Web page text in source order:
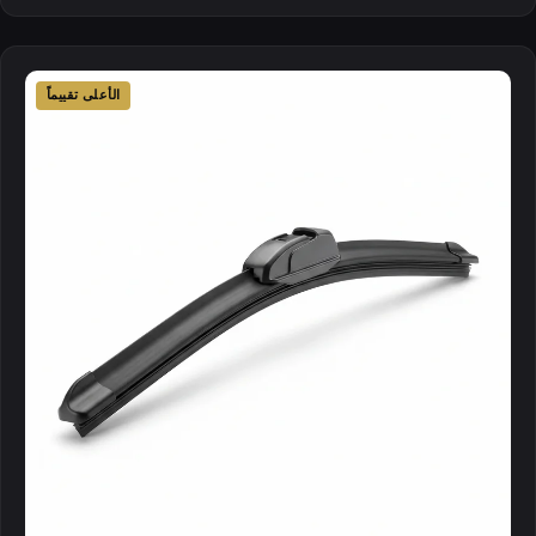
الأعلى تقييماً